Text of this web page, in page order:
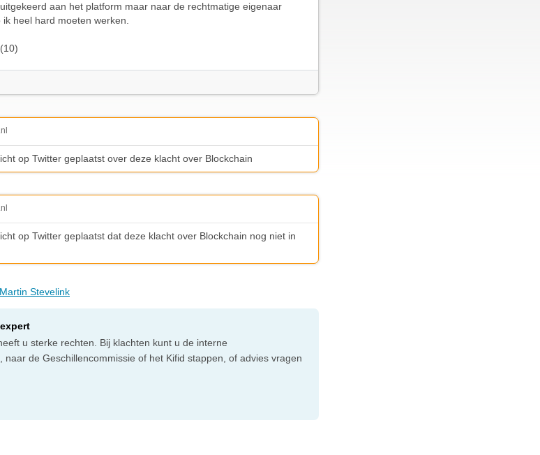
aan het platform maar naar de rechtmatige eigenaar
heel hard moeten werken.
(10)
op Twitter geplaatst over deze klacht over Blockchain
op Twitter geplaatst dat deze klacht over Blockchain nog niet in
Stevelink
u sterke rechten. Bij klachten kunt u de interne
naar de Geschillencommissie of het Kifid stappen, of advies vragen